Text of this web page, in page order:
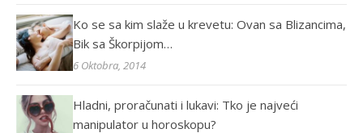
Ko se sa kim slaže u krevetu: Ovan sa Blizancima,
Bik sa Škorpijom…
6 Oktobra, 2014
Hladni, proračunati i lukavi: Tko je najveći
manipulator u horoskopu?